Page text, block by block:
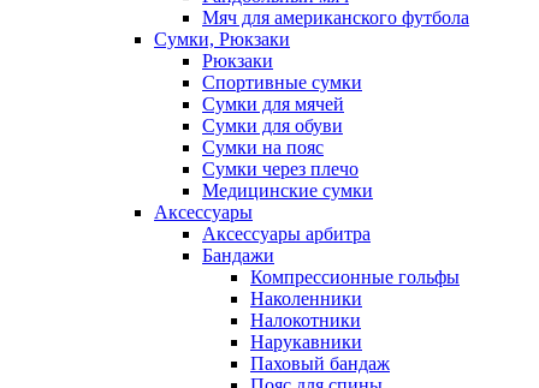
Мяч для американского футбола
Сумки, Рюкзаки
Рюкзаки
Спортивные сумки
Сумки для мячей
Сумки для обуви
Сумки на пояс
Сумки через плечо
Медицинские сумки
Аксессуары
Аксессуары арбитра
Бандажи
Компрессионные гольфы
Наколенники
Налокотники
Нарукавники
Паховый бандаж